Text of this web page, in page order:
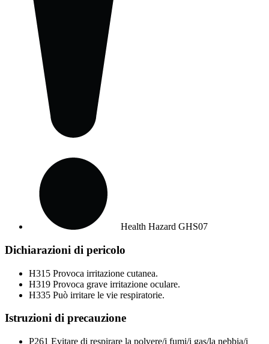
Health Hazard GHS07
Dichiarazioni di pericolo
H315 Provoca irritazione cutanea.
H319 Provoca grave irritazione oculare.
H335 Può irritare le vie respiratorie.
Istruzioni di precauzione
P261 Evitare di respirare la polvere/i fumi/i gas/la nebbia/i